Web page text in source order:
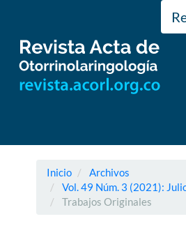
principal
Barra
lateral
Inicio
Archivos
Vol. 49 Núm. 3 (2021):
Trabajos Originales